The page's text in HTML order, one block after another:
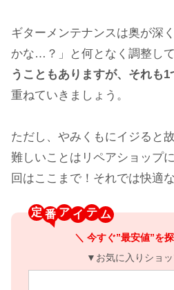
ギターメンテナンスは奥が深
かな…？」と何となく調整し
うこともありますが、それも1
重ねていきましょう。
ただし、やみくもにイジると
難しいことはリペアショップ
回はここまで！それでは快適
定 ア テ
＼ 今すぐ”最安値”を
▼お気に入りショ